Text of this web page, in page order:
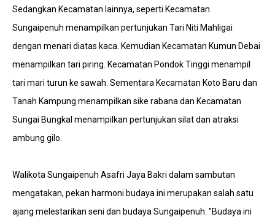
Sedangkan Kecamatan lainnya, seperti Kecamatan
Sungaipenuh menampilkan pertunjukan Tari Niti Mahligai
dengan menari diatas kaca. Kemudian Kecamatan Kumun Debai
menampilkan tari piring. Kecamatan Pondok Tinggi menampil
tari mari turun ke sawah. Sementara Kecamatan Koto Baru dan
Tanah Kampung menampilkan sike rabana dan Kecamatan
Sungai Bungkal menampilkan pertunjukan silat dan atraksi
ambung gilo.
Walikota Sungaipenuh Asafri Jaya Bakri dalam sambutan
mengatakan, pekan harmoni budaya ini merupakan salah satu
ajang melestarikan seni dan budaya Sungaipenuh. "Budaya ini